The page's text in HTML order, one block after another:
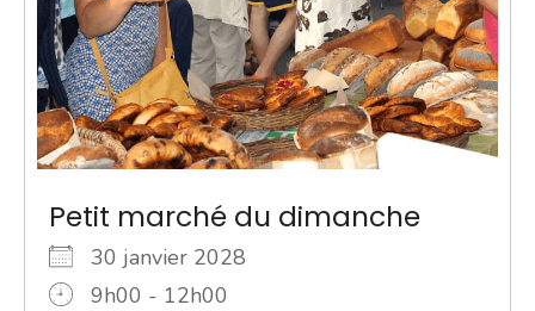
Petit marché du dimanche
30 janvier 2028
9h00 - 12h00